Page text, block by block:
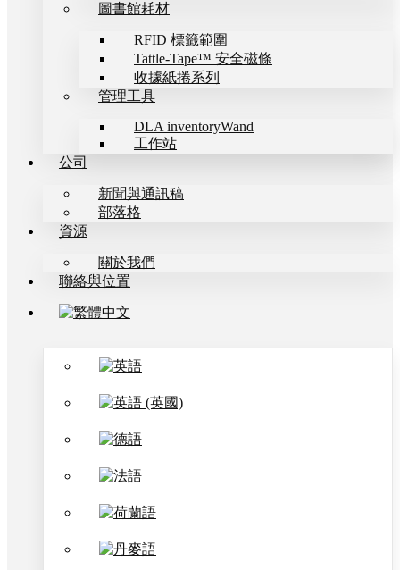
圖書館耗材
RFID 標籤範圍
Tattle-Tape™ 安全磁條
收據紙捲系列
管理工具
DLA inventoryWand
工作站
公司
新聞與通訊稿
部落格
資源
關於我們
聯絡與位置